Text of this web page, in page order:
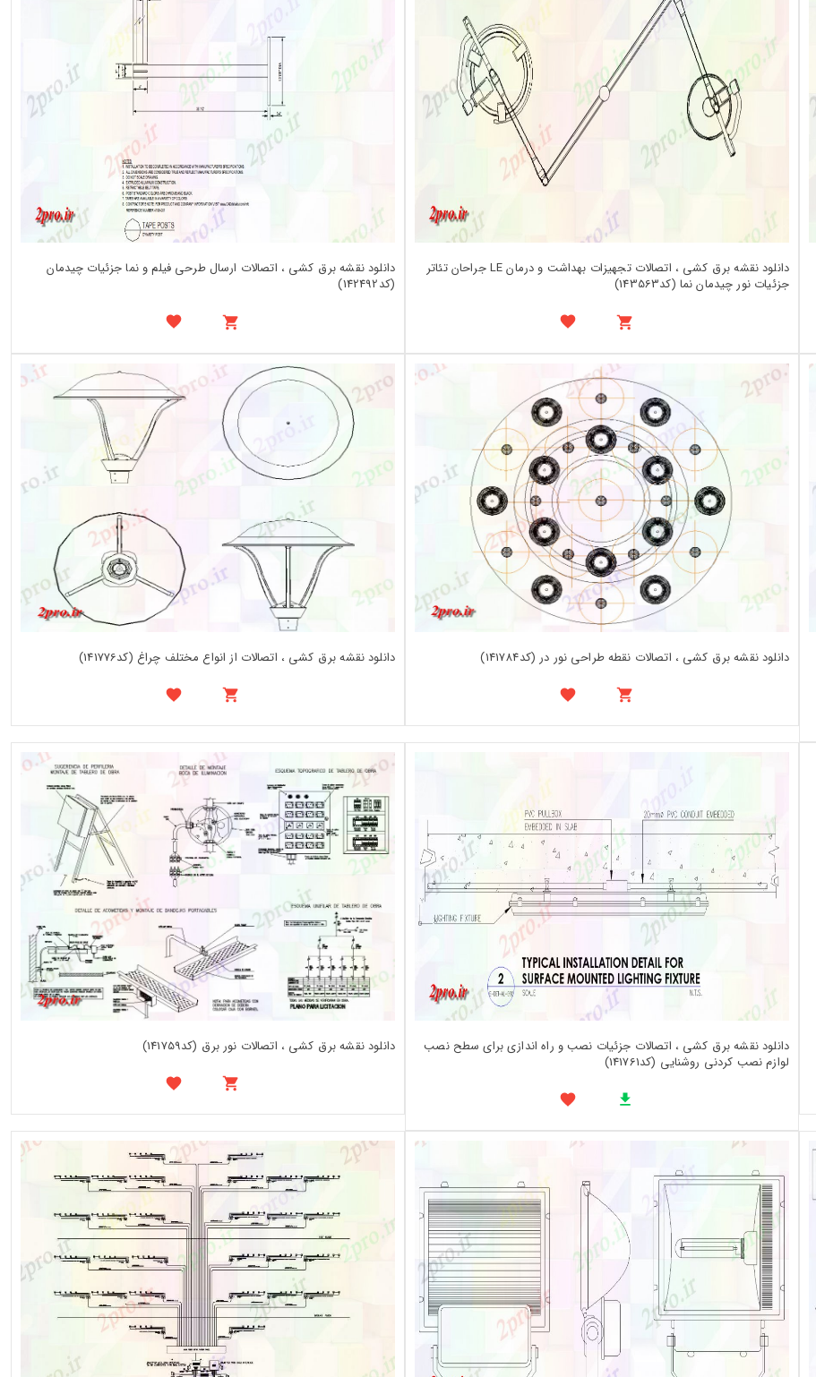
دانلود نقشه برق کشی ، اتصالات تجهیزات بهداشت و درمان LE جراحان تئاتر
جزئیات نور چیدمان نما (کد143563)
دانلود نقشه برق کشی ، اتصالات ارسال طرحی فیلم و نما جزئیات چیدمان
(کد142492)
دانلود نقشه برق کشی ، اتصالات نقطه طراحی نور در (کد141784) دانلود نقشه برق کشی ، اتصالات از انواع مختلف چراغ (کد141776)
دانلود نقشه برق کشی ، اتصالات جزئیات نصب و راه اندازی برای سطح نصب
لوازم نصب کردنی روشنایی (کد141761)
دانلود نقشه برق کشی ، اتصالات نور برق (کد141759)